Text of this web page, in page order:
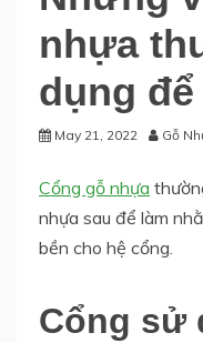
nhựa
dụng
May 21, 2022 Gỗ
Cổng gỗ nhựa
nhựa sau để làm
bền cho hệ cổng.
Cổng sử